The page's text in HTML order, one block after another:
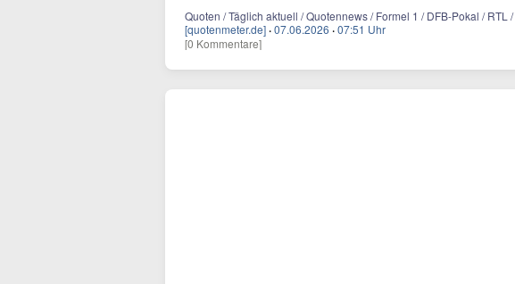
Quoten / Täglich aktuell / Quotennews / Formel 1 / DFB-Pokal / RTL
[quotenmeter.de] ·07.06.2026 ·07:51 Uhr
[0 Kommentare]